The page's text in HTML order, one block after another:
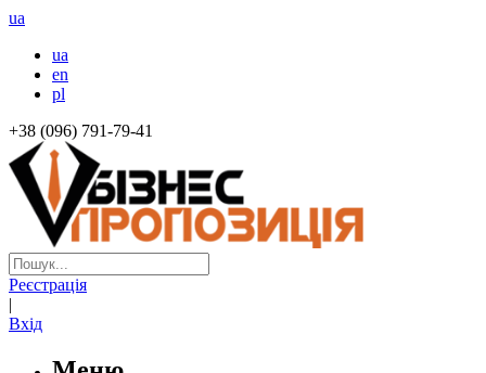
ua
ua
en
pl
+38 (096) 791-79-41
Реєстрація
|
Вхід